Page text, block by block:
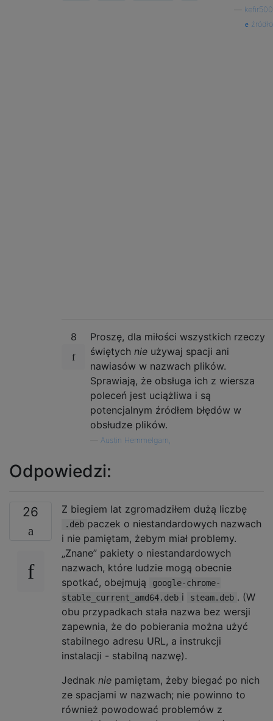
kefir500
źródło
8
Proszę, dla miłości wszystkich rzeczy
świętych nie używaj spacji ani
nawiasów w nazwach plików.
Sprawiają, że obsługa ich z wiersza
poleceń jest uciążliwa i są
potencjalnym źródłem błędów w
obsłudze plików.
Austin Hemmelgarn,
Odpowiedzi:
26 Z biegiem lat zgromadziłem dużą liczbę
.deb paczek o niestandardowych nazwach
i nie pamiętam, żebym miał problemy.
„Znane” pakiety o niestandardowych
nazwach, które ludzie mogą obecnie
spotkać, obejmują
google-chrome-
stable_current_amd64.deb i steam.deb . (W
obu przypadkach stała nazwa bez wersji
zapewnia, że ​​do pobierania można użyć
stabilnego adresu URL, a instrukcji
instalacji - stabilną nazwę).
Jednak nie pamiętam, żeby biegać po nich
ze spacjami w nazwach; nie powinno to
również powodować problemów z